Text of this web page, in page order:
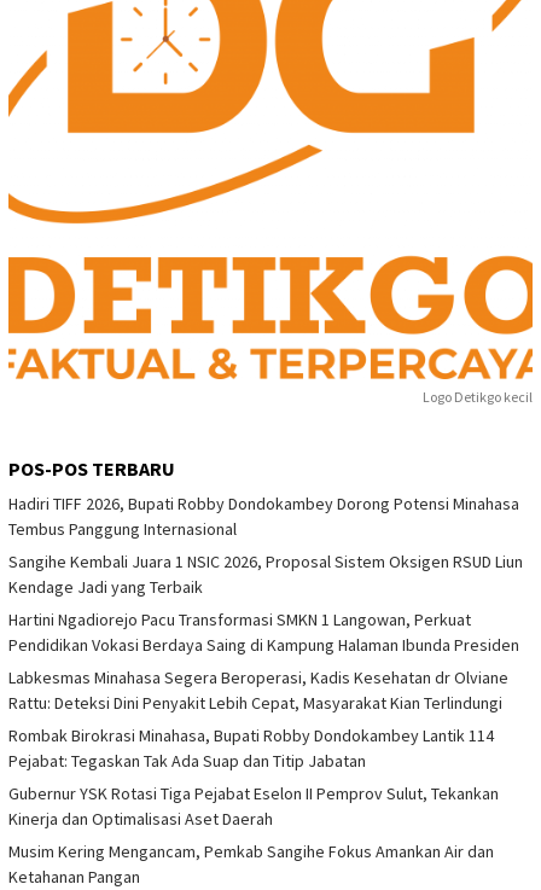
Logo Detikgo kecil
POS-POS TERBARU
Hadiri TIFF 2026, Bupati Robby Dondokambey Dorong Potensi Minahasa
Tembus Panggung Internasional
Sangihe Kembali Juara 1 NSIC 2026, Proposal Sistem Oksigen RSUD Liun
Kendage Jadi yang Terbaik
Hartini Ngadiorejo Pacu Transformasi SMKN 1 Langowan, Perkuat
Pendidikan Vokasi Berdaya Saing di Kampung Halaman Ibunda Presiden
Labkesmas Minahasa Segera Beroperasi, Kadis Kesehatan dr Olviane
Rattu: Deteksi Dini Penyakit Lebih Cepat, Masyarakat Kian Terlindungi
Rombak Birokrasi Minahasa, Bupati Robby Dondokambey Lantik 114
Pejabat: Tegaskan Tak Ada Suap dan Titip Jabatan
Gubernur YSK Rotasi Tiga Pejabat Eselon II Pemprov Sulut, Tekankan
Kinerja dan Optimalisasi Aset Daerah
Musim Kering Mengancam, Pemkab Sangihe Fokus Amankan Air dan
Ketahanan Pangan